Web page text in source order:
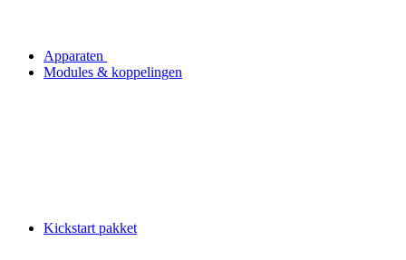
Apparaten
Modules & koppelingen
Kickstart pakket